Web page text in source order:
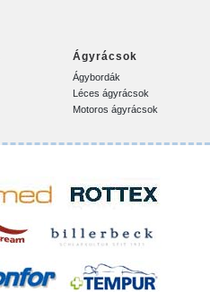
Ágyrácsok
Ágybordák
Léces ágyrácsok
Motoros ágyrácsok